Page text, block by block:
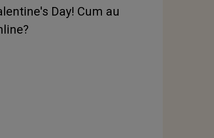
Day! Cum au